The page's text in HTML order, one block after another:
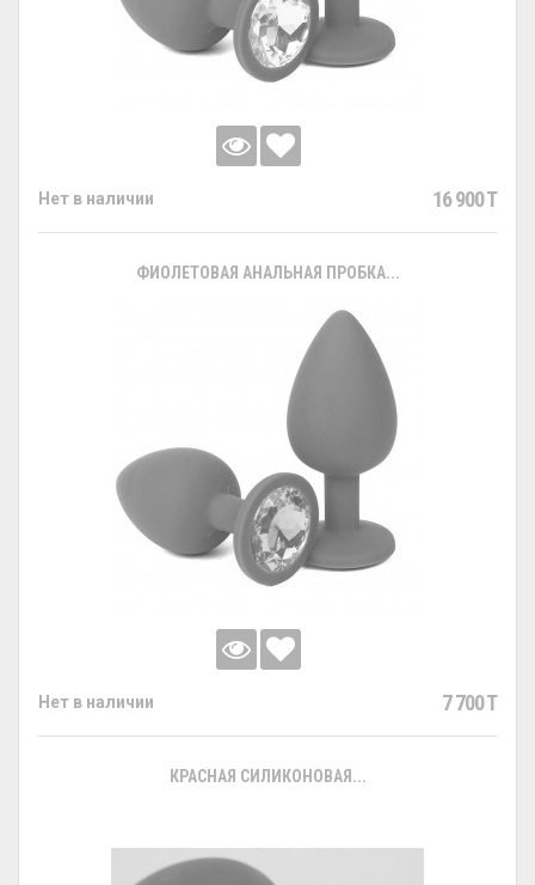
Нет в наличии 16 900 T
ФИОЛЕТОВАЯ АНАЛЬНАЯ ПРОБКА...
Нет в наличии 7 700 T
КРАСНАЯ СИЛИКОНОВАЯ...